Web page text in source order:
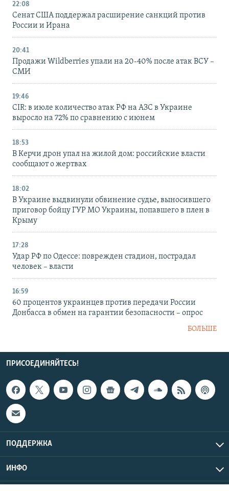
22:08
Сенат США поддержал расширение санкций против
России и Ирана
20:41
Продажи Wildberries упали на 20-40% после атак ВСУ –
СМИ
19:46
CIR: в июле количество атак РФ на АЗС в Украине
выросло на 72% по сравнению с июнем
18:53
В Керчи дрон упал на жилой дом: российские власти
сообщают о жертвах
18:02
В Украине выдвинули обвинение судье, выносившего
приговор бойцу ГУР МО Украины, попавшего в плен в
Крыму
17:28
Удар РФ по Одессе: поврежден стадион, пострадал
человек – власти
16:59
60 процентов украинцев против передачи России
Донбасса в обмен на гарантии безопасности – опрос
БОЛЬШЕ
ПРИСОЕДИНЯЙТЕСЬ!
ПОДДЕРЖКА
ИНФО